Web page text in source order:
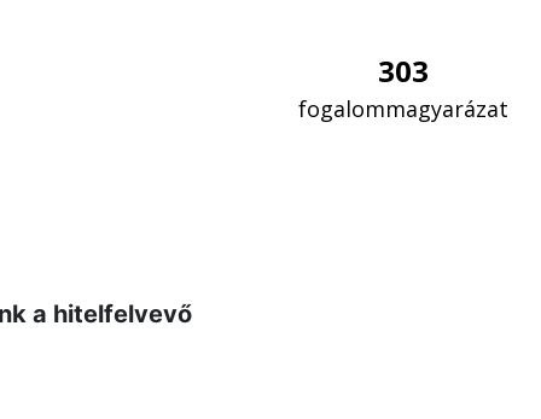
303
fogalommagyarázat
a hitelfelvevő